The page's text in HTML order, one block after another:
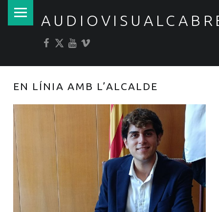
EN LÍNIA AMB L’ALCALDE